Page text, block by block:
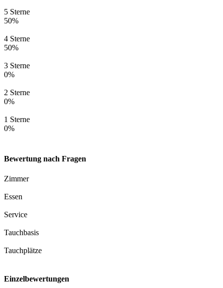
5 Sterne
50%
4 Sterne
50%
3 Sterne
0%
2 Sterne
0%
1 Sterne
0%
Bewertung nach Fragen
Zimmer
Essen
Service
Tauchbasis
Tauchplätze
Einzelbewertungen